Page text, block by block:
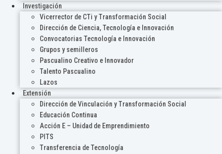
Investigación
Vicerrector de CTi y Transformación Social
Dirección de Ciencia, Tecnología e Innovación
Convocatorias Tecnología e Innovación
Grupos y semilleros
Pascualino Creativo e Innovador
Talento Pascualino
Lazos
Extensión
Dirección de Vinculación y Transformación Social
Educación Continua
Acción E – Unidad de Emprendimiento
PITS
Transferencia de Tecnología